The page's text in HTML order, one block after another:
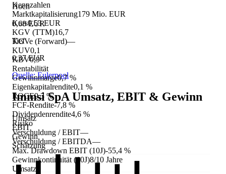
Kennzahlen
Marktkapitalisierung179 Mio. EUR
Kurs0,53 EUR
KGV (TTM)16,7
KGVe (Forward)—
KUV0,1
KBV0,9
Rentabilität
Gewinnmarge0,7 %
Eigenkapitalrendite0,1 %
ROCE9,3 %
FCF-Rendite-7,8 %
Dividendenrendite4,6 %
Risiko
Verschuldung / EBIT—
Verschuldung / EBITDA—
Max. Drawdown EBIT (10J)-55,4 %
Gewinnkontinuität (10J)8/10 Jahre
Umsatz
Hoch
0,68 EUR
Tief
0,37 EUR
Quelle: Eulerpool
Immsi SpA Umsatz, EBIT & Gewinn
Umsatz
EBIT
Gewinn
Schätzung